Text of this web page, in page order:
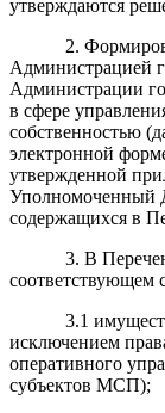
утверждаются
2.
Администрацией
Администрации
в сфере
собственностью
электронной
утвержденной
Уполномоченный
содержащихся в
3. В
соответствующем
3.1
исключением
оперативного
субъектов МСП);